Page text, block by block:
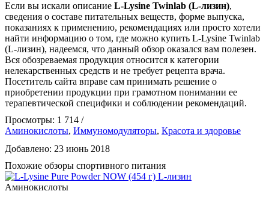
Если вы искали описание L-Lysine Twinlab (L-лизин),
сведения о составе питательных веществ, форме выпуска,
показаниях к применению, рекомендациях или просто хотели
найти информацию о том, где можно купить L-Lysine Twinlab
(L-лизин), надеемся, что данный обзор оказался вам полезен.
Вся обозреваемая продукция относится к категории
нелекарственных средств и не требует рецепта врача.
Посетитель сайта вправе сам принимать решение о
приобретении продукции при грамотном понимании ее
терапевтической специфики и соблюдении рекомендаций.
Просмотры: 1 714 /
Аминокислоты, Иммуномодуляторы, Красота и здоровье
Добавлено: 23 июнь 2018
Похожие обзоры спортивного питания
Аминокислоты